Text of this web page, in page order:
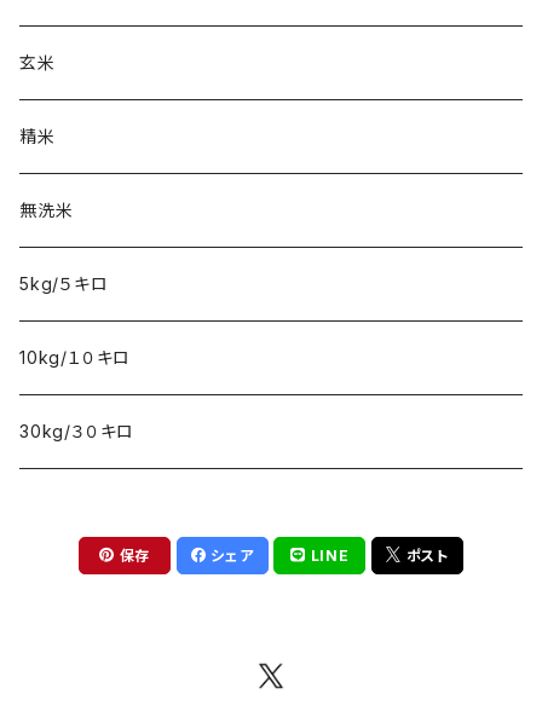
玄米
精米
無洗米
5kg/５キロ
10kg/１０キロ
30kg/３０キロ
保存 シェア LINE ポスト